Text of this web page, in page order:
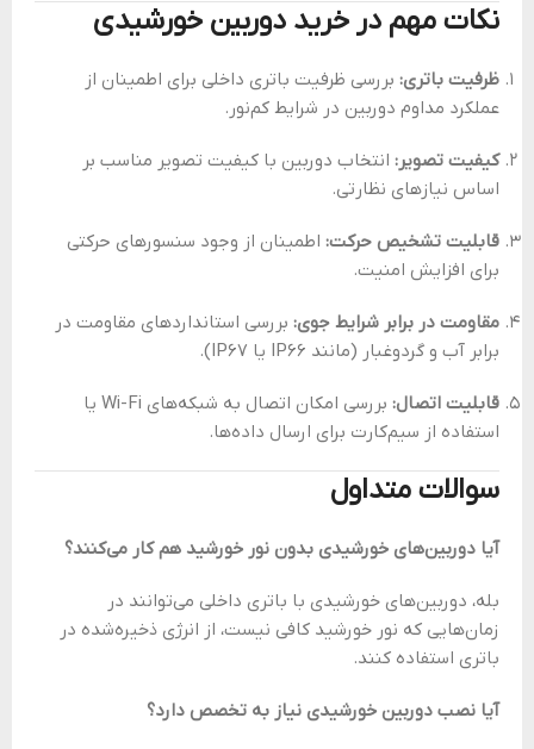
نکات مهم در خرید دوربین خورشیدی
ظرفیت باتری: بررسی ظرفیت باتری داخلی برای اطمینان از
عملکرد مداوم دوربین در شرایط کم‌نور.
کیفیت تصویر: انتخاب دوربین با کیفیت تصویر مناسب بر
اساس نیازهای نظارتی.
قابلیت تشخیص حرکت: اطمینان از وجود سنسورهای حرکتی
برای افزایش امنیت.
مقاومت در برابر شرایط جوی: بررسی استانداردهای مقاومت در
برابر آب و گردوغبار (مانند IP66 یا IP67).
قابلیت اتصال:
بررسی امکان اتصال به شبکه‌های Wi-Fi یا
استفاده از سیم‌کارت برای ارسال داده‌ها.
سوالات متداول
آیا دوربین‌های خورشیدی بدون نور خورشید هم کار می‌کنند؟
بله، دوربین‌های خورشیدی با باتری داخلی می‌توانند در
زمان‌هایی که نور خورشید کافی نیست، از انرژی ذخیره‌شده در
باتری استفاده کنند.
آیا نصب دوربین خورشیدی نیاز به تخصص دارد؟